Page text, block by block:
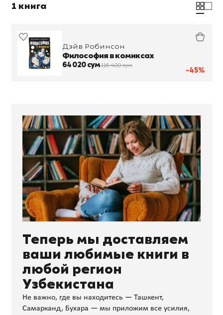
1 книга
-45%
Дэйв Робинсон
Философия в комиксах
64 020 сум116 400 сум
Теперь мы доставляем
ваши любимые книги в
любой регион
Узбекистана
Не важно, где вы находитесь — Ташкент,
Самарканд, Бухара — мы приложим все усилия,